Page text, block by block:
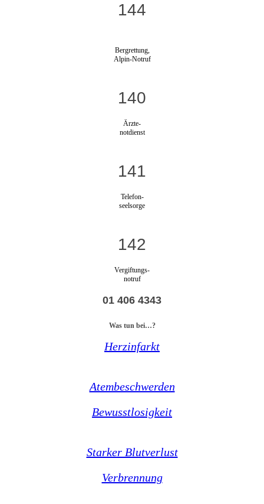
144
Bergrettung,
Alpin-Notruf
140
Ärzte-
notdienst
141
Telefon-
seelsorge
142
Vergiftungs-
notruf
01 406 4343
Was tun bei…?
Herzinfarkt
Atembeschwerden
Bewusstlosigkeit
Starker Blutverlust
Verbrennung